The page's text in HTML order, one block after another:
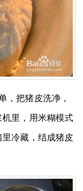
，把猪皮洗净，
里，用米糊模式
冷藏，结成猪皮